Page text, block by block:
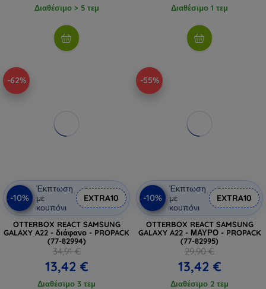
Διαθέσιμο > 5 τεμ Διαθέσιμο 1 τεμ
-62%
-10%
Έκπτωση
με
κουπόνι
EXTRA10
OTTERBOX REACT SAMSUNG
GALAXY A22 - διάφανο - PROPACK
(77-82994)
34,91 €
13,42 €
Διαθέσιμο 3 τεμ
-55%
-10%
Έκπτωση
με
κουπόνι
EXTRA10
OTTERBOX REACT SAMSUNG
GALAXY A22 - ΜΑΥΡΟ - PROPACK
(77-82995)
29,90 €
13,42 €
Διαθέσιμο 2 τεμ